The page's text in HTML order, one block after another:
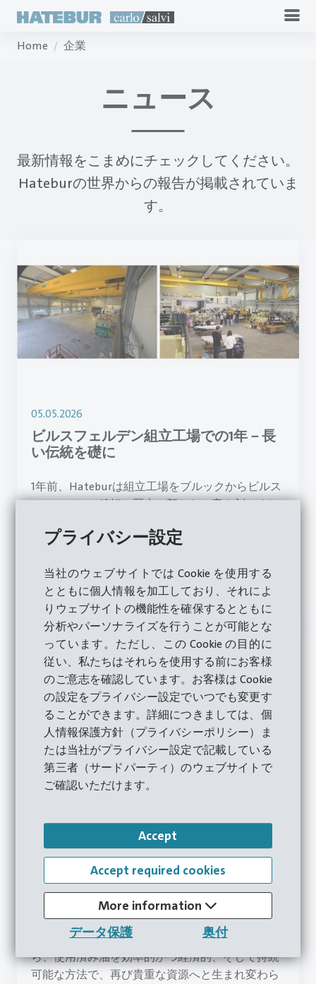
プライバシー設定
当社のウェブサイトでは Cookie を使用する
とともに個人情報を加工しており、それによ
りウェブサイトの機能性を確保するとともに
分析やパーソナライズを行うことが可能とな
っています。ただし、この Cookie の目的に
従い、私たちはそれらを使用する前にお客様
のご意志を確認しています。お客様は Cookie
の設定をプライバシー設定でいつでも変更す
ることができます。詳細につきましては、個
人情報保護方針（プライバシーポリシー）ま
たは当社がプライバシー設定で記載している
第三者（サードパーティ）のウェブサイトで
ご確認いただけます。
Accept
Accept required cookies
More information
データ保護
奥付
Home 企業
ニュース
最新情報をこまめにチェックしてください。
Hateburの世界からの報告が掲載されていま
す。
05.05.2026
ビルスフェルデン組立工場での1年－長
い伝統を礎に
1年前、Hateburは組立工場をブルックからビルス
フェルデンへ移転、歴史に新たな一章を刻みまし
た今日、この移行は成功したことが明らかになっ
詳細をご覧ください
05.05.2026
(潤滑油再生システム)
原油価格の高騰、コスト圧力の増大、そしてサス
テナビリティ要件の厳格化は、メタルフォーミン
グ技術に新たな課題をもたらしています。もし使
用済み潤滑油の最大90％を再利用できるとした
ら？HateburのORS（潤滑油再生システム）な
ら、使用済み油を効率的かつ経済的、そして持続
可能な方法で、再び貴重な資源へと生まれ変わら